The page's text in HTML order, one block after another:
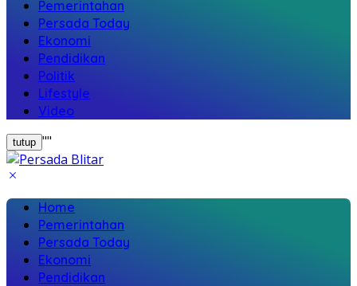
Pemerintahan
Persada Today
Ekonomi
Pendidikan
Politik
Lifestyle
Video
tutup ""
Home
Pemerintahan
Persada Today
Ekonomi
Pendidikan